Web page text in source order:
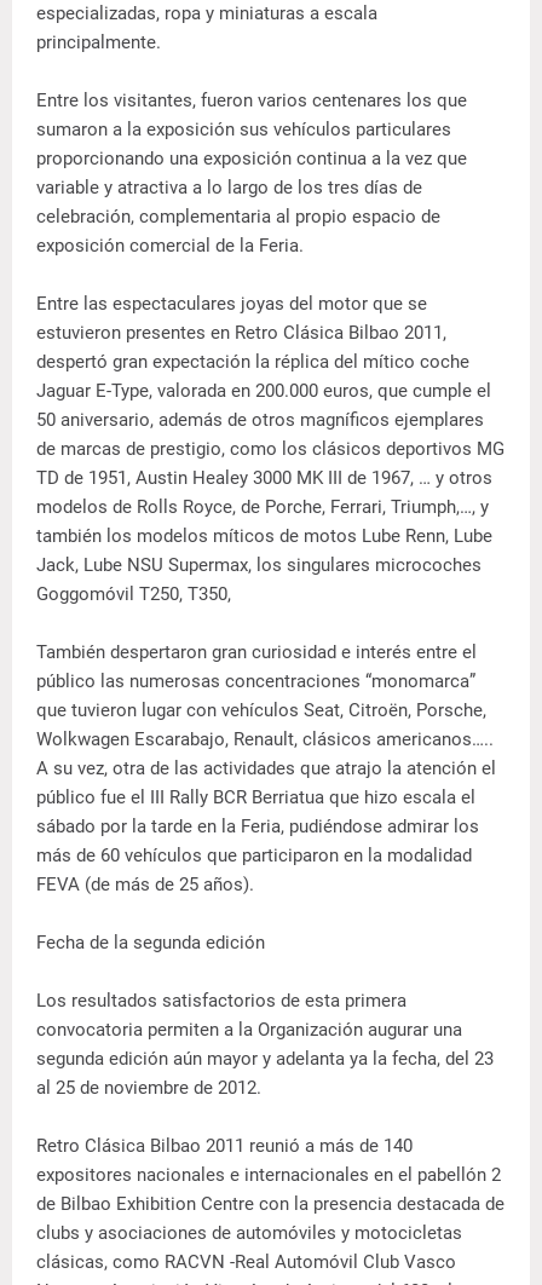
especializadas, ropa y miniaturas a escala
principalmente.
Entre los visitantes, fueron varios centenares los que
sumaron a la exposición sus vehículos particulares
proporcionando una exposición continua a la vez que
variable y atractiva a lo largo de los tres días de
celebración, complementaria al propio espacio de
exposición comercial de la Feria.
Entre las espectaculares joyas del motor que se
estuvieron presentes en Retro Clásica Bilbao 2011,
despertó gran expectación la réplica del mítico coche
Jaguar E-Type, valorada en 200.000 euros, que cumple el
50 aniversario, además de otros magníficos ejemplares
de marcas de prestigio, como los clásicos deportivos MG
TD de 1951, Austin Healey 3000 MK III de 1967, … y otros
modelos de Rolls Royce, de Porche, Ferrari, Triumph,…, y
también los modelos míticos de motos Lube Renn, Lube
Jack, Lube NSU Supermax, los singulares microcoches
Goggomóvil T250, T350,
También despertaron gran curiosidad e interés entre el
público las numerosas concentraciones “monomarca”
que tuvieron lugar con vehículos Seat, Citroën, Porsche,
Wolkwagen Escarabajo, Renault, clásicos americanos…..
A su vez, otra de las actividades que atrajo la atención el
público fue el III Rally BCR Berriatua que hizo escala el
sábado por la tarde en la Feria, pudiéndose admirar los
más de 60 vehículos que participaron en la modalidad
FEVA (de más de 25 años).
Fecha de la segunda edición
Los resultados satisfactorios de esta primera
convocatoria permiten a la Organización augurar una
segunda edición aún mayor y adelanta ya la fecha, del 23
al 25 de noviembre de 2012.
Retro Clásica Bilbao 2011 reunió a más de 140
expositores nacionales e internacionales en el pabellón 2
de Bilbao Exhibition Centre con la presencia destacada de
clubs y asociaciones de automóviles y motocicletas
clásicas, como RACVN -Real Automóvil Club Vasco